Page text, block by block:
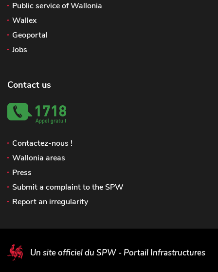
Public service of Wallonia
Wallex
Geoportal
Jobs
Contact us
Contactez-nous !
Wallonia areas
Press
Submit a complaint to the SPW
Report an irregularity
Un site officiel du SPW - Portail Infrastructures